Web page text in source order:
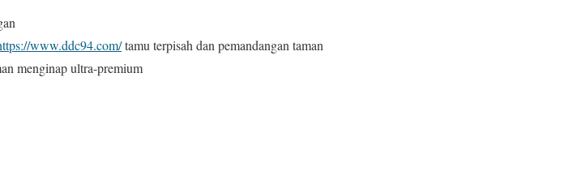
www.ddc94.com/tamu terpisah dan pemandangan taman
menginap ultra-premium